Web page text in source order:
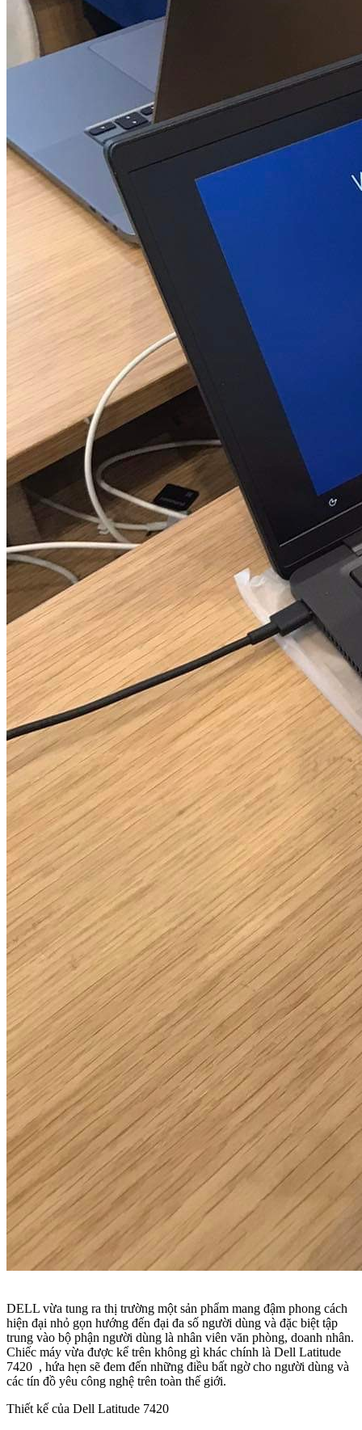
DELL vừa tung ra thị trường một sản phẩm mang đậm phong cách
hiện đại nhỏ gọn hướng đến đại đa số người dùng và đặc biệt tập
trung vào bộ phận người dùng là nhân viên văn phòng, doanh nhân.
Chiếc máy vừa được kể trên không gì khác chính là Dell Latitude
7420 , hứa hẹn sẽ đem đến những điều bất ngờ cho người dùng và
các tín đồ yêu công nghệ trên toàn thế giới.
Thiết kế của Dell Latitude 7420